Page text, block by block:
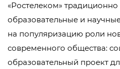
«Ростелеком»
образовательные и
на популяризацию роли
современного общества:
образовательный проект